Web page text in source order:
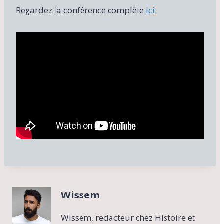
Regardez la conférence complète ici.
Wissem
Wissem, rédacteur chez Histoire et